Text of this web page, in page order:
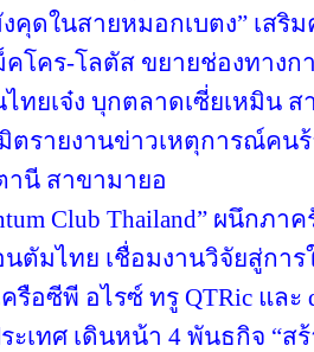
คุดในสายหมอกเบตง” เส
โคร-โลตัส ขยายช่องทางก
ทยเจ๋ง บุกตลาดเซี่ยเหมิน
ตรายงานข่าวเหตุการณ์คน
นี สาขามายอ
Club Thailand” ผนึกภ
นตัมไทย เชื่อมงานวิจัยสู่กา
ครือซีพี อไรซ์ ทรู QTRic แล
เทศ เดินหน้า 4 พันธกิจ “สร้